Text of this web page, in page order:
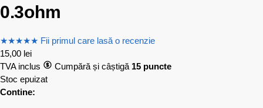
0.3ohm
★★★★★ Fii primul care lasă o recenzie
15,00 lei
TVA inclus
Cumpără și câștigă 15 puncte
Stoc epuizat
Contine: